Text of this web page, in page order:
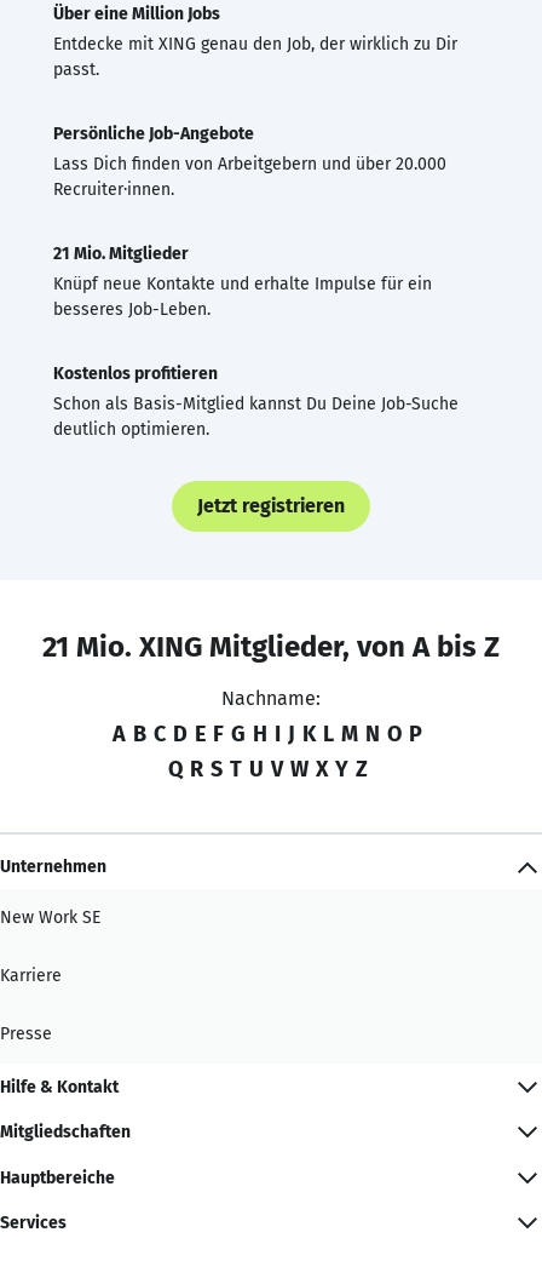
Über eine Million Jobs
Entdecke mit XING genau den Job, der wirklich zu Dir
passt.
Persönliche Job-Angebote
Lass Dich finden von Arbeitgebern und über 20.000
Recruiter·innen.
21 Mio. Mitglieder
Knüpf neue Kontakte und erhalte Impulse für ein
besseres Job-Leben.
Kostenlos profitieren
Schon als Basis-Mitglied kannst Du Deine Job-Suche
deutlich optimieren.
Jetzt registrieren
21 Mio. XING Mitglieder, von A bis Z
Nachname:
A B C D E F G H I J K L M N O P
Q R S T U V W X Y Z
Unternehmen
New Work SE
Karriere
Presse
Hilfe & Kontakt
Mitgliedschaften
Hauptbereiche
Services